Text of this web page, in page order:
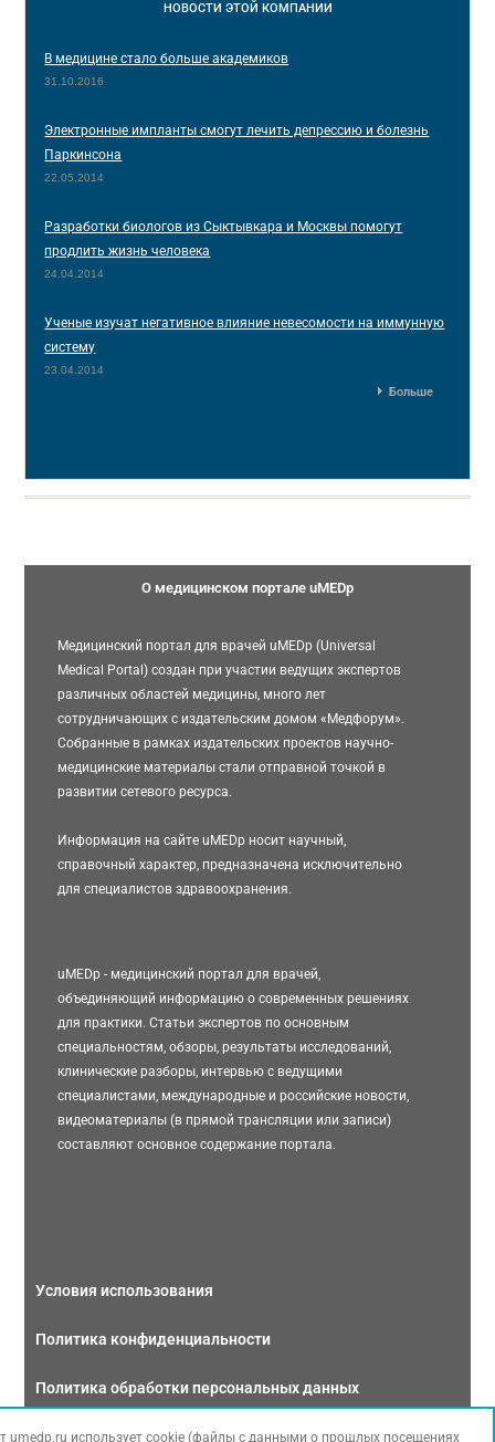
НОВОСТИ ЭТОЙ КОМПАНИИ
В медицине стало больше академиков
31.10.2016
Электронные импланты смогут лечить депрессию и болезнь
Паркинсона
22.05.2014
Разработки биологов из Сыктывкара и Москвы помогут
продлить жизнь человека
24.04.2014
Ученые изучат негативное влияние невесомости на иммунную
систему
23.04.2014
Больше
О медицинском портале uMEDp
Медицинский портал для врачей uMEDp (Universal
Medical Portal) создан при участии ведущих экспертов
различных областей медицины, много лет
сотрудничающих с издательским домом «Медфорум».
Собранные в рамках издательских проектов научно-
медицинские материалы стали отправной точкой в
развитии сетевого ресурса.
Информация на сайте uMEDp носит научный,
справочный характер, предназначена исключительно
для специалистов здравоохранения.
uMEDp - медицинский портал для врачей,
объединяющий информацию о современных решениях
для практики. Статьи экспертов по основным
специальностям, обзоры, результаты исследований,
клинические разборы, интервью с ведущими
специалистами, международные и российские новости,
видеоматериалы (в прямой трансляции или записи)
составляют основное содержание портала.
Условия использования
Политика конфиденциальности
Политика обработки персональных данных
Связаться с нами
umedp.ru использует cookie (файлы с данными о прошлых посещениях